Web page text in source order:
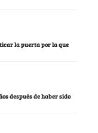
la puerta por la que
después de haber sido